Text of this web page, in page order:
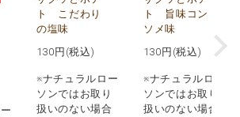
ト こだわり
の塩味
130 円(税込)
※ナチュラルロー
ソンではお取り
扱いのない場合
ト 旨味コン
ソメ味
130 円(税込)
※ナチュラルロー
ソンではお取り
扱いのない場合